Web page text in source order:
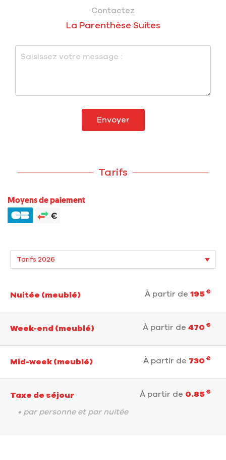
Contactez
La Parenthèse Suites
Envoyer
Tarifs
Moyens de paiement
Nuitée (meublé) À partir de 195 €
Week-end (meublé) À partir de 470 €
Mid-week (meublé) À partir de 730 €
Taxe de séjour À partir de 0.85 €
• par personne et par nuitée